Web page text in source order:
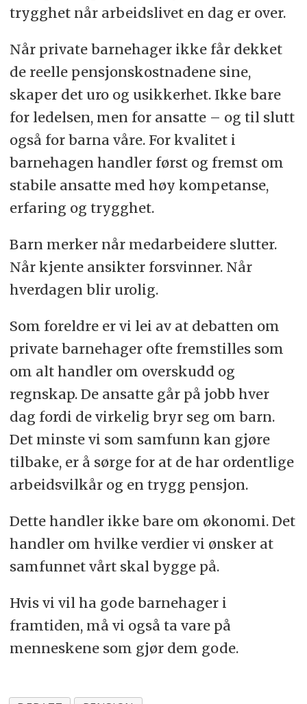
trygghet når arbeidslivet en dag er over.
Når private barnehager ikke får dekket
de reelle pensjonskostnadene sine,
skaper det uro og usikkerhet. Ikke bare
for ledelsen, men for ansatte – og til slutt
også for barna våre. For kvalitet i
barnehagen handler først og fremst om
stabile ansatte med høy kompetanse,
erfaring og trygghet.
Barn merker når medarbeidere slutter.
Når kjente ansikter forsvinner. Når
hverdagen blir urolig.
Som foreldre er vi lei av at debatten om
private barnehager ofte fremstilles som
om alt handler om overskudd og
regnskap. De ansatte går på jobb hver
dag fordi de virkelig bryr seg om barn.
Det minste vi som samfunn kan gjøre
tilbake, er å sørge for at de har ordentlige
arbeidsvilkår og en trygg pensjon.
Dette handler ikke bare om økonomi. Det
handler om hvilke verdier vi ønsker at
samfunnet vårt skal bygge på.
Hvis vi vil ha gode barnehager i
framtiden, må vi også ta vare på
menneskene som gjør dem gode.